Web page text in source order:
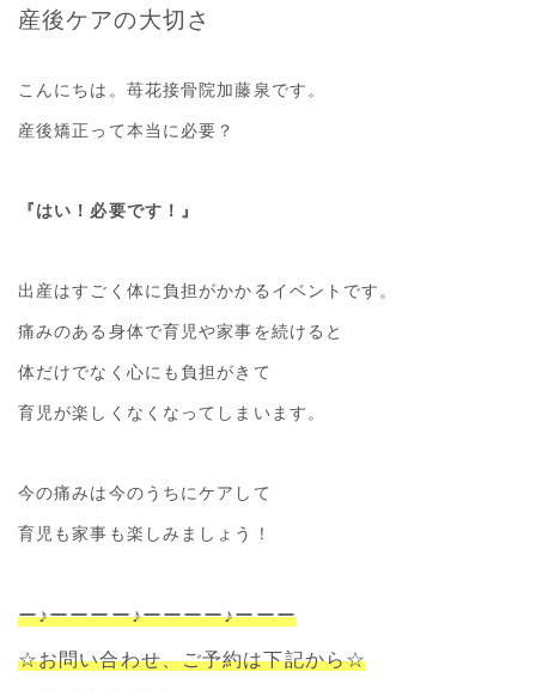
産後ケアの大切さ
こんにちは。苺花接骨院加藤泉です。
産後矯正って本当に必要？
『はい！必要です！』
出産はすごく体に負担がかかるイベントです。
痛みのある身体で育児や家事を続けると
体だけでなく心にも負担がきて
育児が楽しくなくなってしまいます。
今の痛みは今のうちにケアして
育児も家事も楽しみましょう！
ー♪ーーーー♪ーーーー♪ーーー
☆お問い合わせ、ご予約は下記から☆